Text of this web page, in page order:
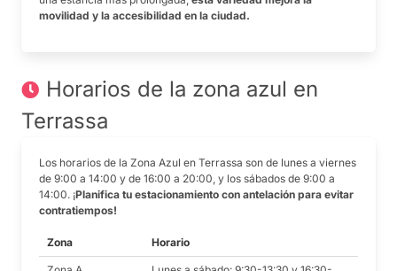
movilidad y la accesibilidad en la ciudad.
Horarios de la zona azul en
Terrassa
Los horarios de la Zona Azul en Terrassa son de lunes a viernes
de 9:00 a 14:00 y de 16:00 a 20:00, y los sábados de 9:00 a
14:00. ¡Planifica tu estacionamiento con antelación para evitar
contratiempos!
Zona Horario